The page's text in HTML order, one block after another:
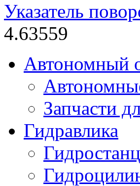
Указатель
4.63559
Автономный
Запчасти
Гидравлика